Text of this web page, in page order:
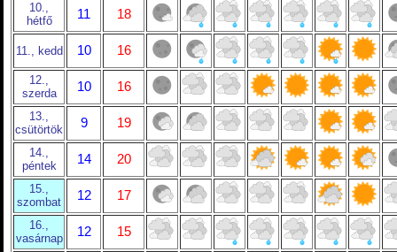
10.,
hétfő
11 18
11., kedd 10 16
12.,
szerda
10 16
13.,
csütörtök
9 19
14.,
péntek
14 20
15.,
szombat
12 17
16.,
vasárnap
12 15